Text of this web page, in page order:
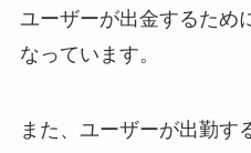
ユーザーが出金するため
なっています。
また、ユーザーが出勤す